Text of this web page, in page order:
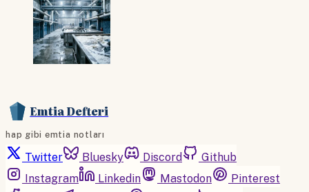
Emtia Defteri
hap gibi emtia notları
Twitter Bluesky Discord
Github
Instagram
Linkedin Mastodon
Pinterest